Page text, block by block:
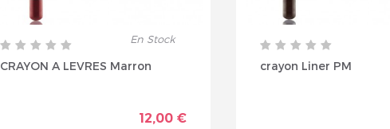
En Stock
CRAYON A LEVRES Marron
12,00 €
crayon Liner PM